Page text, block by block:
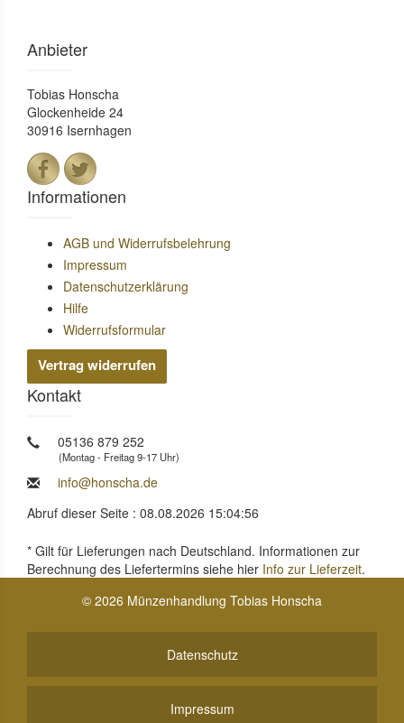
Anbieter
Tobias Honscha
Glockenheide 24
30916 Isernhagen
Informationen
AGB und Widerrufsbelehrung
Impressum
Datenschutzerklärung
Hilfe
Widerrufsformular
Vertrag widerrufen
Kontakt
05136 879 252
(Montag - Freitag 9-17 Uhr)
info@honscha.de
Abruf dieser Seite : 08.08.2026 15:04:56
* Gilt für Lieferungen nach Deutschland. Informationen zur
Berechnung des Liefertermins siehe hier Info zur Lieferzeit.
© 2026 Münzenhandlung Tobias Honscha
Datenschutz
Impressum